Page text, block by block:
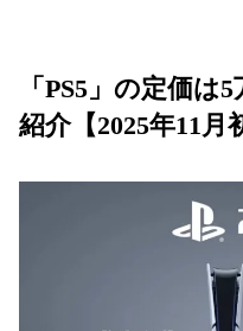
「PS5」の定価は
紹介【2025年11月